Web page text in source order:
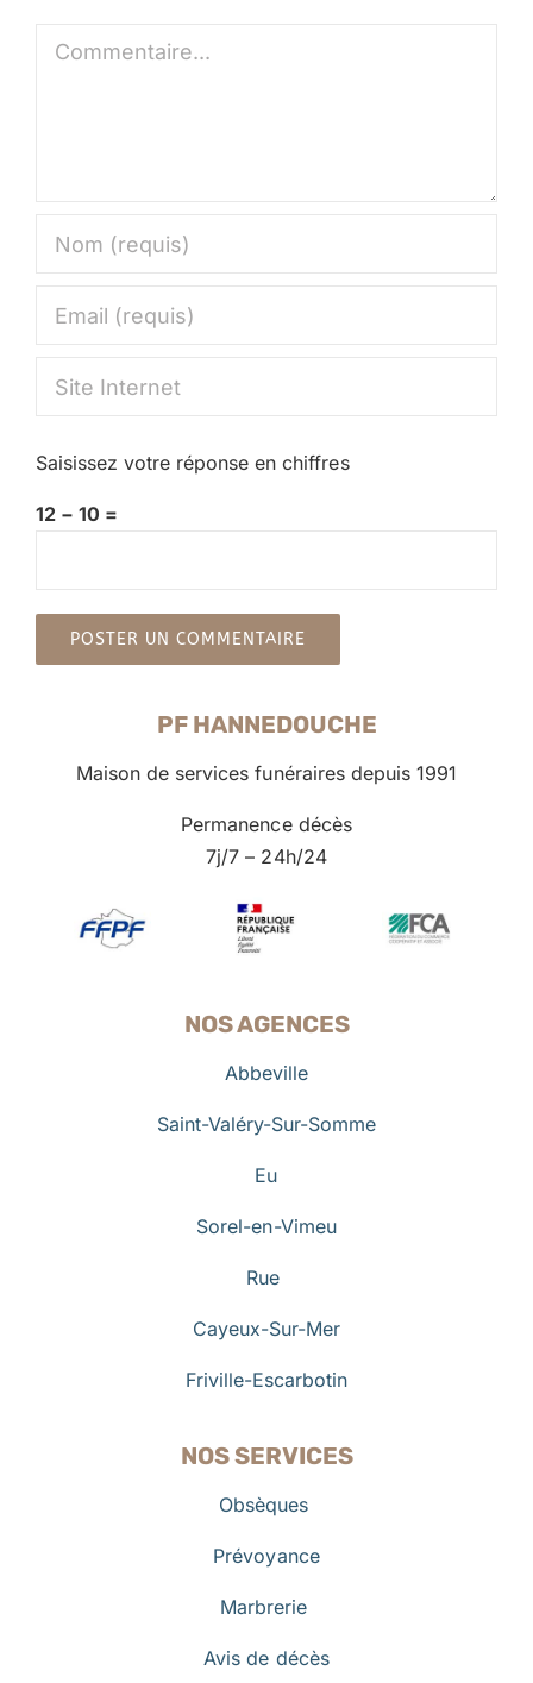
Commentaire
Saisissez votre réponse en chiffres
12 − 10 =
PF HANNEDOUCHE
Maison de services funéraires depuis 1991
Permanence décès
7j/7 – 24h/24
NOS AGENCES
Abbeville
Saint-Valéry-Sur-Somme
Eu
Sorel-en-Vimeu
Rue
Cayeux-Sur-Mer
Friville-Escarbotin
NOS SERVICES
Obsèques
Prévoyance
Marbrerie
Avis de décès